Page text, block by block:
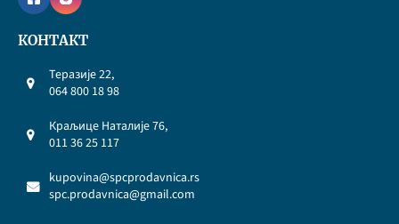
КОНТАКТ
Теразије 22,
064 800 18 98
Краљице Наталије 76,
011 36 25 117
kupovina@spcprodavnica.rs
spc.prodavnica@gmail.com